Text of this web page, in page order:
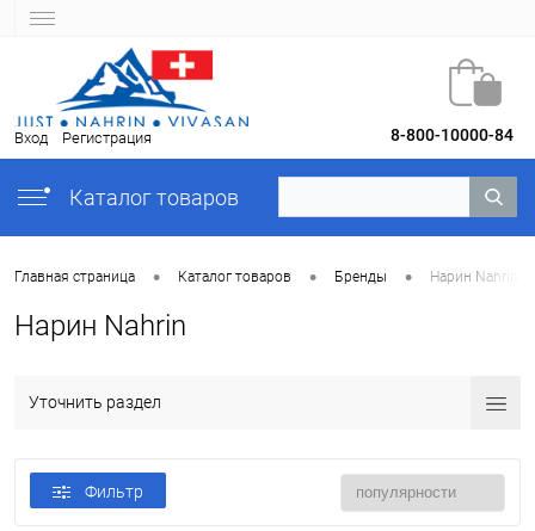
Вход Регистрация 8-800-10000-84
Каталог товаров
Главная страница • Каталог товаров • Бренды • Нарин Nahrin
Нарин Nahrin
Уточнить раздел
Фильтр